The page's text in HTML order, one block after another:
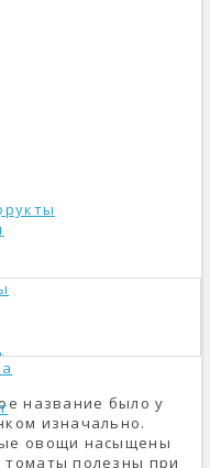
название было у
изначально.
овощи насыщены
полезны при